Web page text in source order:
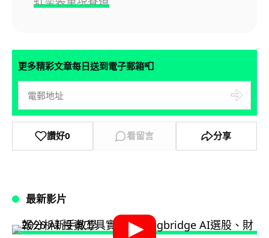
更多精彩文章每日送到電子郵箱📮
讚好0 看留言 分享
最新影片